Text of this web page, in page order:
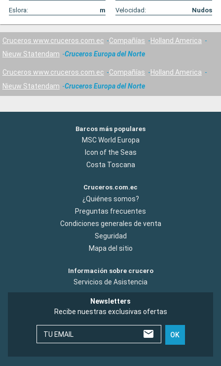
Eslora:
m Velocidad: Nudos
Cruceros www.cruceros.com.ec Compañías
Holland America
Nieuw Statendam
Cruceros Europa del Norte
Cruceros www.cruceros.com.ec Compañías
Holland America
Nieuw Statendam
Cruceros Europa del Norte
Barcos más populares
MSC World Europa
Icon of the Seas
Costa Toscana
Cruceros.com.ec
¿Quiénes somos?
Preguntas frecuentes
Condiciones generales de venta
Seguridad
Mapa del sitio
Información sobre crucero
Servicios de Asistencia
Newsletters
Recibe nuestras exclusivas ofertas
TU EMAIL OK